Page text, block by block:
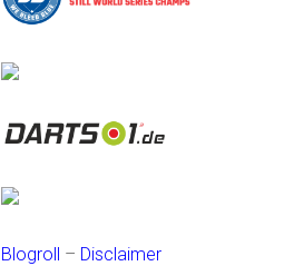
Blogroll – Disclaimer